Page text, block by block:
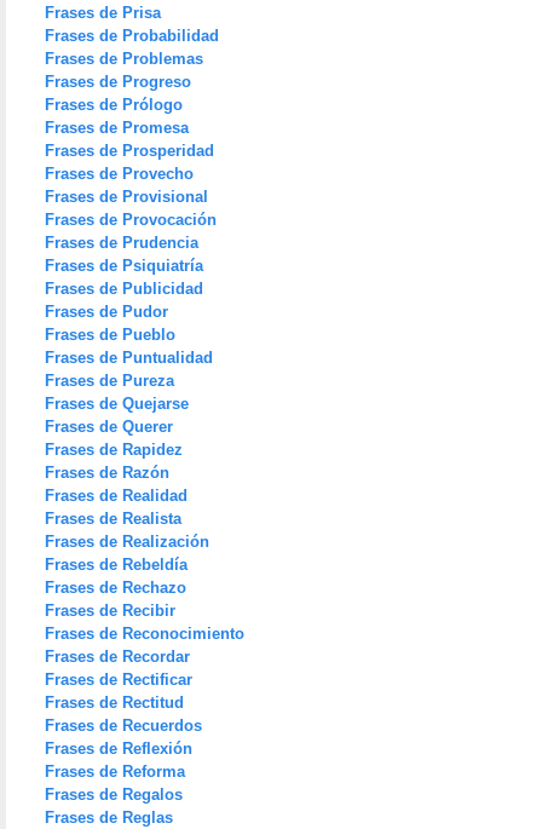
Frases de Prisa
Frases de Probabilidad
Frases de Problemas
Frases de Progreso
Frases de Prólogo
Frases de Promesa
Frases de Prosperidad
Frases de Provecho
Frases de Provisional
Frases de Provocación
Frases de Prudencia
Frases de Psiquiatría
Frases de Publicidad
Frases de Pudor
Frases de Pueblo
Frases de Puntualidad
Frases de Pureza
Frases de Quejarse
Frases de Querer
Frases de Rapidez
Frases de Razón
Frases de Realidad
Frases de Realista
Frases de Realización
Frases de Rebeldía
Frases de Rechazo
Frases de Recibir
Frases de Reconocimiento
Frases de Recordar
Frases de Rectificar
Frases de Rectitud
Frases de Recuerdos
Frases de Reflexión
Frases de Reforma
Frases de Regalos
Frases de Reglas